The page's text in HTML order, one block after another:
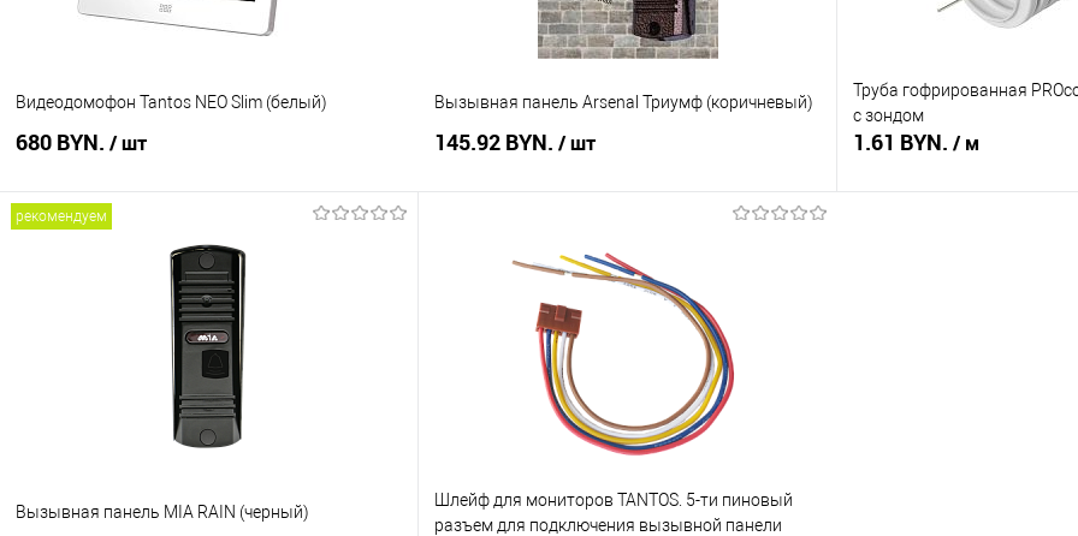
Видеодомофон Tantos NEO Slim (белый)
680 BYN. / шт
В корзину
Сравнение
В наличии
Вызывная панель Arsenal Триумф (коричневый)
145.92 BYN. / шт
Купить в 1 клик
Сравнение
В наличии
Труба гофрированная
с зондом
1.61 BYN. / м
рекомендуем
Вызывная панель MIA RAIN (черный)
Шлейф для мониторов TANTOS. 5-ти пиновый
разъем для подключения вызывной панели